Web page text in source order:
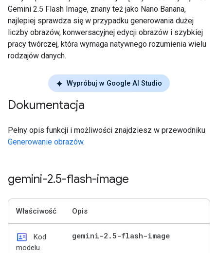
Gemini 2.5 Flash Image, znany też jako Nano Banana,
najlepiej sprawdza się w przypadku generowania dużej
liczby obrazów, konwersacyjnej edycji obrazów i szybkiej
pracy twórczej, która wymaga natywnego rozumienia wielu
rodzajów danych.
Wypróbuj w Google AI Studio
Dokumentacja
Pełny opis funkcji i możliwości znajdziesz w przewodniku
Generowanie obrazów.
gemini-2.5-flash-image
Właściwość Opis
id_card
Kod
modelu
gemini-2 .5-flash-image